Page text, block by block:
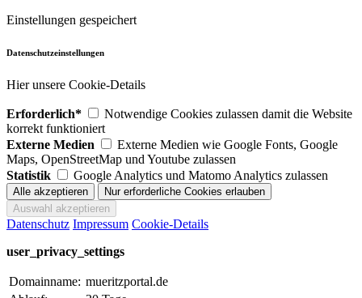
Einstellungen gespeichert
Datenschutzeinstellungen
Hier unsere Cookie-Details
Erforderlich*
Notwendige Cookies zulassen damit die Website
korrekt funktioniert
Externe Medien
Externe Medien wie Google Fonts, Google
Maps, OpenStreetMap und Youtube zulassen
Statistik
Google Analytics und Matomo Analytics zulassen
Datenschutz Impressum Cookie-Details
user_privacy_settings
Domainname: mueritzportal.de